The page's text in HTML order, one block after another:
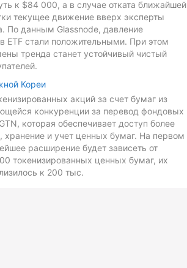
к $84 000, а в случае отката ближайшей
текущее движение вверх эксперты
По данным Glassnode, давление
ETF стали положительными. При этом
тренда станет устойчивый чистый
Кореи
акций за счет бумаг из
конкуренции за перевод фондовых
которая обеспечивает доступ более
и учет ценных бумаг. На первом
расширение будет зависеть от
токенизированных ценных бумаг, их
к 200 тыс.